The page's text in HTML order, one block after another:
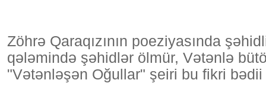
Zöhrə Qaraqızının poeziyasında
qələmində şəhidlər ölmür, Vətənlə
"Vətənləşən Oğullar" şeiri bu fikri